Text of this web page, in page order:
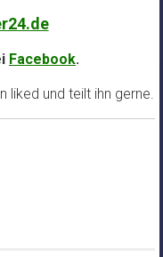
Facebook.
liked und teilt ihn gerne.